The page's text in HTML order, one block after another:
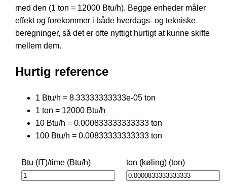
med den (1 ton = 12000 Btu/h). Begge enheder måler
effekt og forekommer i både hverdags- og tekniske
beregninger, så det er ofte nyttigt hurtigt at kunne skifte
mellem dem.
Hurtig reference
1 Btu/h = 8.33333333333e-05 ton
1 ton = 12000 Btu/h
10 Btu/h = 0.000833333333333 ton
100 Btu/h = 0.00833333333333 ton
Btu (IT)/time (Btu/h) ton (køling) (ton)